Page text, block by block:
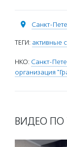
Санкт-
ТЕГИ: активные
НКО: Санкт-
организация
ВИДЕО ПО